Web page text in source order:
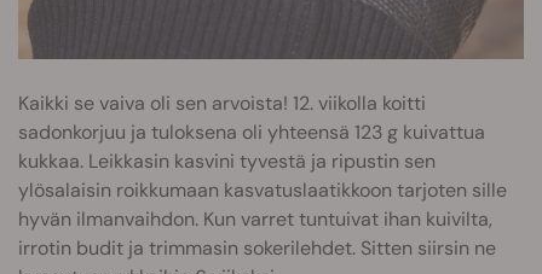
Kaikki se vaiva oli sen arvoista! 12. viikolla koitti
sadonkorjuu ja tuloksena oli yhteensä 123 g kuivattua
kukkaa. Leikkasin kasvini tyvestä ja ripustin sen
ylösalaisin roikkumaan kasvatuslaatikkoon tarjoten sille
hyvän ilmanvaihdon. Kun varret tuntuivat ihan kuivilta,
irrotin budit ja trimmasin sokerilehdet. Sitten siirsin ne